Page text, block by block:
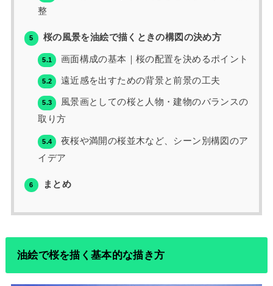
整
5 桜の風景を油絵で描くときの構図の決め方
5.1 画面構成の基本｜桜の配置を決めるポイント
5.2 遠近感を出すための背景と前景の工夫
5.3
風景画としての桜と人物・建物のバランスの
取り方
5.4
夜桜や満開の桜並木など、シーン別構図のア
イデア
6 まとめ
油絵で桜を描く基本的な描き方